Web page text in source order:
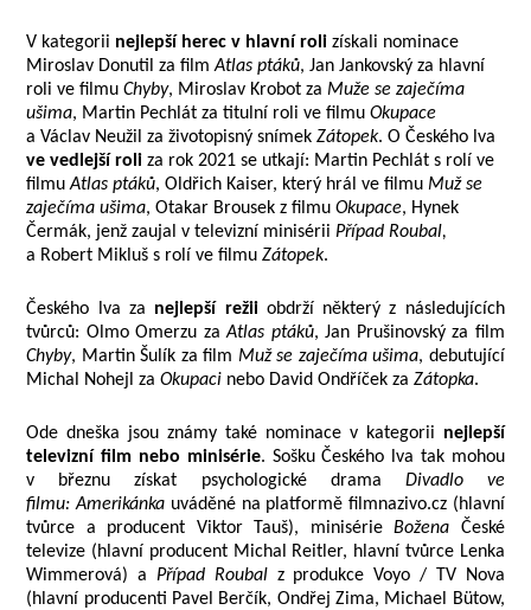
V kategorii nejlepší herec v hlavní roli získali nominace
Miroslav Donutil za filmAtlas ptáků, Jan Jankovský za hlavní
roli ve filmuChyby, Miroslav Krobot zaMuže se zaječíma
ušima, Martin Pechlát za titulní roli ve filmuOkupace
a Václav Neužil za životopisný snímekZátopek. O Českého lva
ve vedlejší roli za rok 2021 se utkají: Martin Pechlát s rolí ve
filmuAtlas ptáků, Oldřich Kaiser, který hrál ve filmuMuž se
zaječíma ušima, Otakar Brousek z filmuOkupace, Hynek
Čermák, jenž zaujal v televizní minisériiPřípad Roubal,
a Robert Mikluš s rolí ve filmuZátopek.
Českého lva za nejlepší režiiobdrží některý z následujících
tvůrců: Olmo Omerzu zaAtlas ptáků, Jan Prušinovský za film
Chyby, Martin Šulík za film Muž se zaječíma ušima, debutující
Michal Nohejl zaOkupaci nebo David Ondříček zaZátopka.
Ode dneška jsou známy také nominace v kategorii nejlepší
televizní film nebo minisérie. Sošku Českého lva tak mohou
v březnu získat psychologické drama Divadlo ve
filmu: Amerikánka uváděné na platformě filmnazivo.cz (hlavní
tvůrce a producent Viktor Tauš), minisérieBožena České
televize (hlavní producent Michal Reitler, hlavní tvůrce Lenka
Wimmerová) aPřípad Roubalz produkce Voyo / TV Nova
(hlavní producenti Pavel Berčík, Ondřej Zima, Michael Bütow,